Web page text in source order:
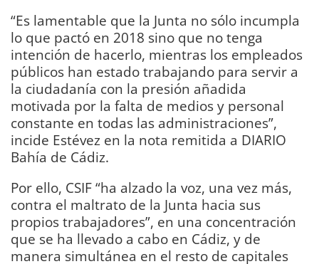
“Es lamentable que la Junta no sólo incumpla
lo que pactó en 2018 sino que no tenga
intención de hacerlo, mientras los empleados
públicos han estado trabajando para servir a
la ciudadanía con la presión añadida
motivada por la falta de medios y personal
constante en todas las administraciones”,
incide Estévez en la nota remitida a DIARIO
Bahía de Cádiz.
Por ello, CSIF “ha alzado la voz, una vez más,
contra el maltrato de la Junta hacia sus
propios trabajadores”, en una concentración
que se ha llevado a cabo en Cádiz, y de
manera simultánea en el resto de capitales